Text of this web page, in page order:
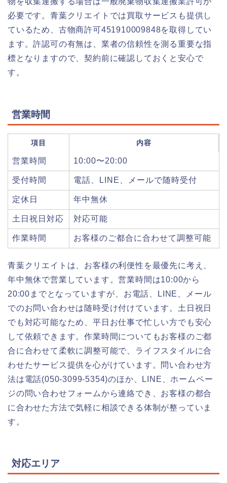
必要です。青葉クリエイトでは買取サービスも提供し
ているため、古物商許可451910009848を取得してい
ます。許認可の有無は、業者の信頼性を測る重要な指
標となりますので、契約前に確認しておくと安心で
す。
営業時間
項目 内容
営業時間 10:00〜20:00
受付時間 電話、LINE、メールで随時受付
定休日 年中無休
土日祝日対応 対応可能
作業時間 お客様のご都合に合わせて調整可能
青葉クリエイトは、お客様の利便性を最優先に考え、
年中無休で営業しています。営業時間は10:00から
20:00までとなっていますが、お電話、LINE、メール
でのお問い合わせは随時受け付けています。土日祝日
でも対応可能なため、平日お仕事で忙しい方でも安心
して依頼できます。作業時間についてもお客様のご都
合に合わせて柔軟に調整可能で、ライフスタイルに合
わせたサービス提供を心がけています。問い合わせ方
法は電話(050-3099-5354)のほか、LINE、ホームペー
ジの問い合わせフォームから連絡でき、お客様の都合
に合わせた方法で気軽に相談できる体制が整っていま
す。
対応エリア